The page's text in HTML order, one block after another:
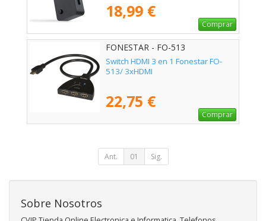
18,99 €
Comprar
FONESTAR - FO-513
Switch HDMI 3 en 1 Fonestar FO-
513/ 3xHDMI
22,75 €
Comprar
Ant. 01 Sig.
Sobre Nosotros